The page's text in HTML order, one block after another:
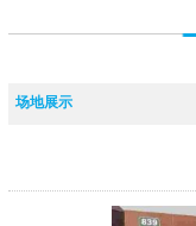
场地展示